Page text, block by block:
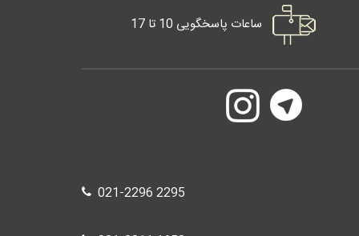
ساعات پاسخگویی 10 تا 17
021-2296 2295